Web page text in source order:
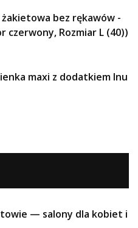
żakietowa bez rękawów -
czerwony, Rozmiar L (40))
maxi z dodatkiem lnu
— salony dla kobiet i